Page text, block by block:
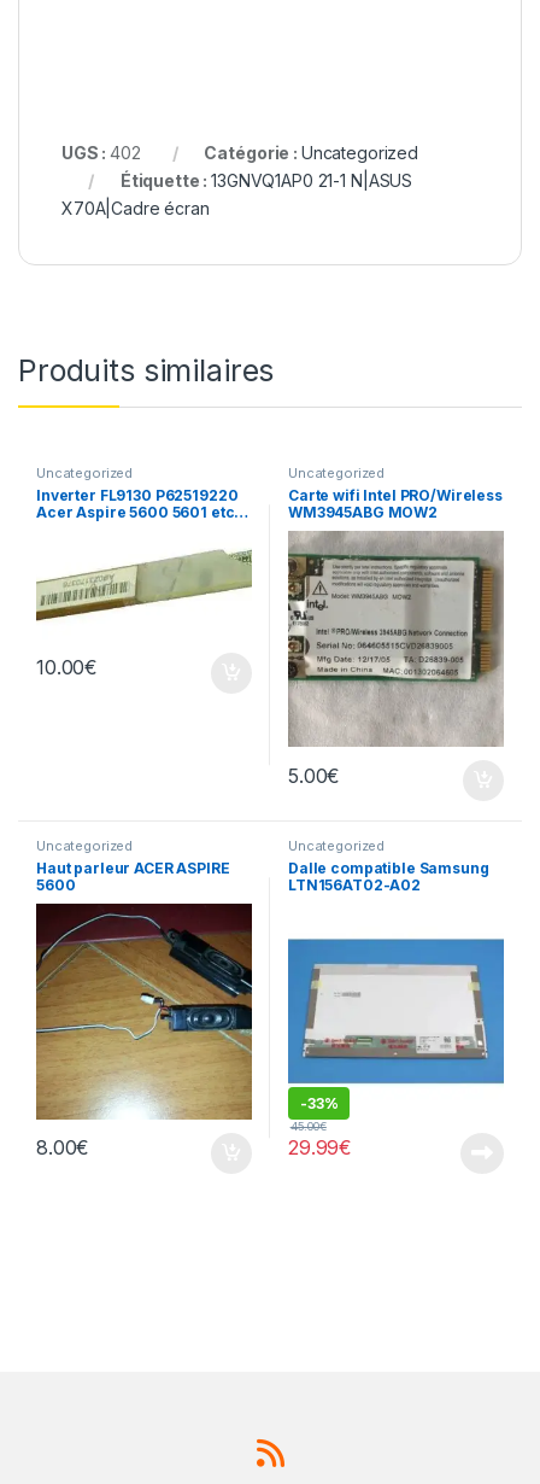
UGS :402 Catégorie : Uncategorized
Étiquette :13GNVQ1AP0 21-1 N|ASUS
X70A|Cadre écran
Produits similaires
Uncategorized
Inverter FL9130 P62519220
Acer Aspire 5600 5601 etc…
10.00€
Uncategorized
Carte wifi Intel PRO/Wireless
WM3945ABG MOW2
5.00€
Uncategorized
Haut parleur ACER ASPIRE
5600
8.00€
Uncategorized
Dalle compatible Samsung
LTN156AT02-A02
-33%
29.99€
45.00€